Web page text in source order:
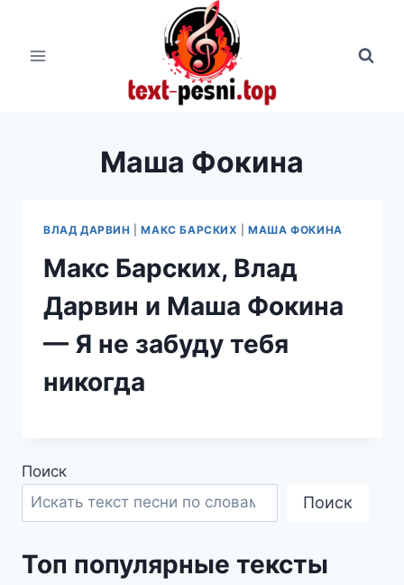
содержимому
Маша Фокина
ВЛАД ДАРВИН |МАКС БАРСКИХ |МАША ФОКИНА
Макс Барских, Влад
Дарвин и Маша Фокина
— Я не забуду тебя
никогда
Поиск
Поиск
Топ популярные тексты